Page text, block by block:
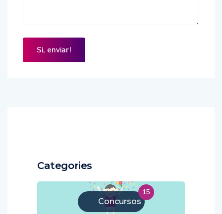
Categories
Concursos
15